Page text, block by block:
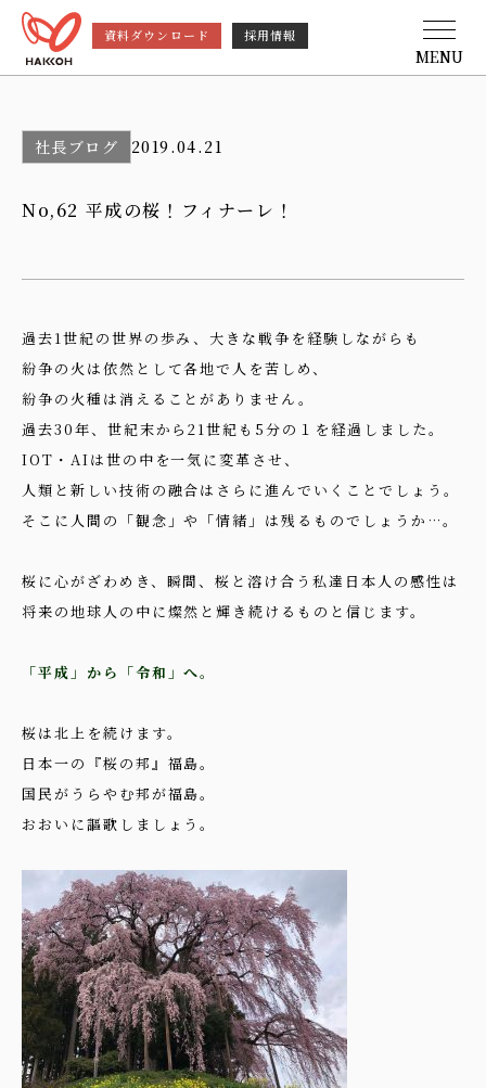
資料ダウンロード 採用情報
MENU
社長ブログ 2019.04.21
No,62 平成の桜！フィナーレ！
過去1世紀の世界の歩み、大きな戦争を経験しながらも
紛争の火は依然として各地で人を苦しめ、
紛争の火種は消えることがありません。
過去30年、世紀末から21世紀も5分の１を経過しました。
IOT・AIは世の中を一気に変革させ、
人類と新しい技術の融合はさらに進んでいくことでしょう。
そこに人間の「観念」や「情緒」は残るものでしょうか…。
桜に心がざわめき、瞬間、桜と溶け合う私達日本人の感性は
将来の地球人の中に燦然と輝き続けるものと信じます。
「平成」から「令和」へ。
桜は北上を続けます。
日本一の『桜の邦』福島。
国民がうらやむ邦が福島。
おおいに謳歌しましょう。